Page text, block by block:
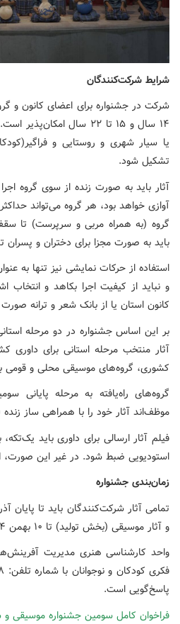
شرایط شرکت‌کنندگان
۱۴ سال و ۱۵ تا ۲۲ سال
یا سیار شهری و روستایی و
تشکیل شود.
آثار باید به صورت زنده از سوی گروه
آوازی خواهد بود، هر گروه می‌تواند
باید به صورت مجزا برای دختران و
استفاده از حرکات نمایشی نیز تنها به
و نباید از کیفیت اجرا بکاهد و انتخاب
کانون استان یا از بانک شعر و ترانه
بر این اساس جشنواره در دو مرحله
آثار منتخب مرحله استانی برای
کشوری، گروه‌های موسیقی محلی و قومی
گروه‌های راه‌یافته به مرحله پایانی
موظف‌اند آثار خود را با همراهی ساز زنده
فیلم آثار ارسالی برای داوری باید
استودیویی ضبط شود. در غیر این
زمان‌بندی جشنواره
و آثار موسیقی (بخش تولید) تا ۱۰ بهمن ۱۴۰۴ فرصت بارگذاری دارند.
واحد کارشناسی هنری مدیریت
پاسخ‌گویی است.
فراخوان کامل سومین جشنواره موسیقی